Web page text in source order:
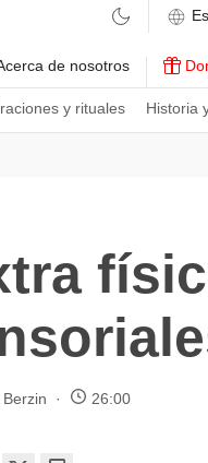
y rituales Historia
de nosotros
26:00